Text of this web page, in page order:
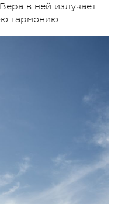
в ней излучает
гармонию.